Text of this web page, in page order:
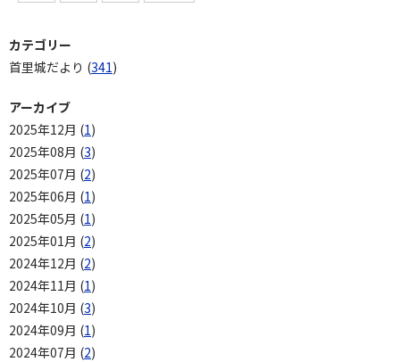
カテゴリー
首里城だより (341)
アーカイブ
2025年12月 (1)
2025年08月 (3)
2025年07月 (2)
2025年06月 (1)
2025年05月 (1)
2025年01月 (2)
2024年12月 (2)
2024年11月 (1)
2024年10月 (3)
2024年09月 (1)
2024年07月 (2)